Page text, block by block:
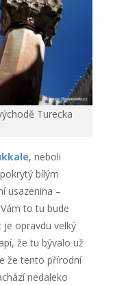
Turecka
, neboli
bílým
usazenina –
to tu bude
opravdu velký
že tu bývalo už
že tento přírodní
nedaleko